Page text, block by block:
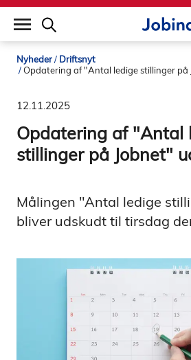
builddate: 2026-02-02 16:12:57
Nyheder
Driftsnyt
Opdatering af "Antal ledige stillinger på
12.11.2025
Opdatering af "Antal
stillinger på Jobnet"
Målingen "Antal ledige
bliver udskudt til tirsdag